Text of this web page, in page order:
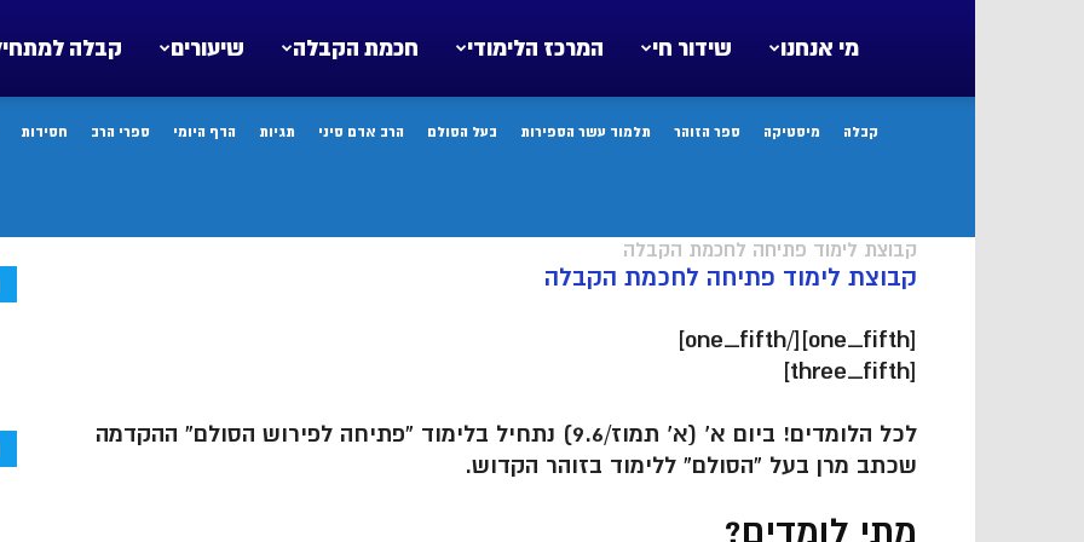
קבלה שיעורים חכמת הקבלה המרכז הלימודי שידור חי מי אנחנו
קבלה מיסטיקה ספר הזוהר תלמוד עשר הספירות בעל הסולם הרב אדם סיני תגיות הדף היומי ספרי הרב חסידות
קבוצת לימוד פתיחה לחכמת הקבלה
קבוצת לימוד פתיחה לחכמת הקבלה
[one_fifth][/one_fifth]
[three_fifth]
לכל הלומדים! ביום א’ (א’ תמוז/9.6) נתחיל בלימוד “פתיחה לפירוש הסולם” ההקדמה
שכתב מרן בעל “הסולם” ללימוד בזוהר הקדוש.
מתי לומדים?